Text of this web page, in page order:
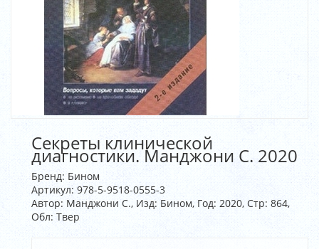
Секреты клинической
диагностики. Манджони С. 2020
Бренд: Бином
Артикул: 978-5-9518-0555-3
Автор: Манджони С., Изд: Бином, Год: 2020, Стр: 864,
Обл: Твер